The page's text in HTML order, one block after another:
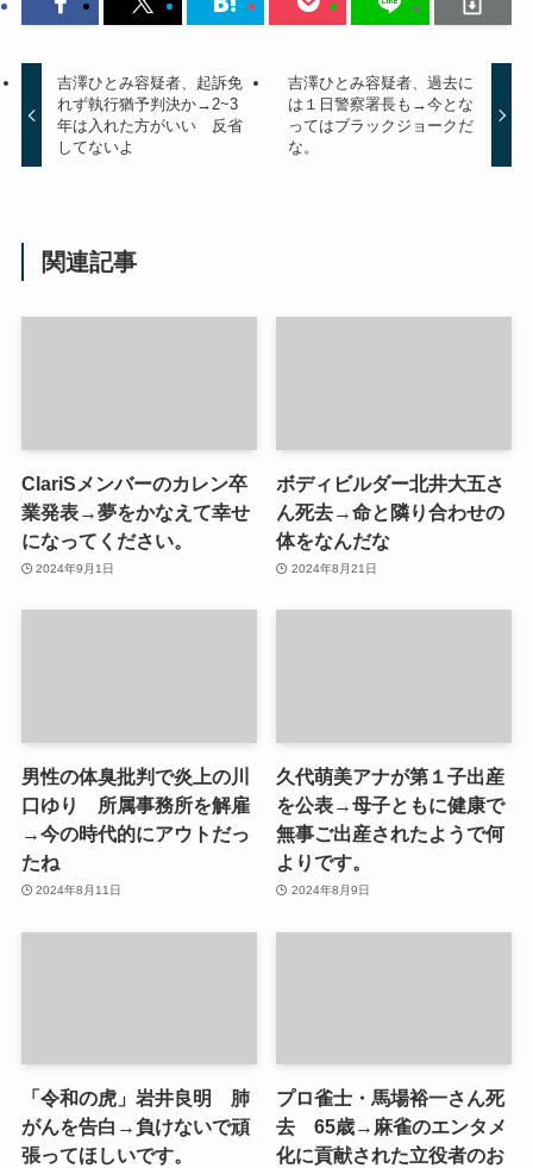
吉澤ひとみ容疑者、起訴免
れず執行猶予判決か→2~3
年は入れた方がいい 反省
してないよ
吉澤ひとみ容疑者、過去に
は１日警察署長も→今とな
ってはブラックジョークだ
な。
関連記事
ClariSメンバーのカレン卒
業発表→夢をかなえて幸せ
になってください。
2024年9月1日
ボディビルダー北井大五さ
ん死去→命と隣り合わせの
体をなんだな
2024年8月21日
男性の体臭批判で炎上の川
口ゆり 所属事務所を解雇
→今の時代的にアウトだっ
たね
2024年8月11日
久代萌美アナが第１子出産
を公表→母子ともに健康で
無事ご出産されたようで何
よりです。
2024年8月9日
「令和の虎」岩井良明 肺
がんを告白→負けないで頑
張ってほしいです。
プロ雀士・馬場裕一さん死
去 65歳→麻雀のエンタメ
化に貢献された立役者のお